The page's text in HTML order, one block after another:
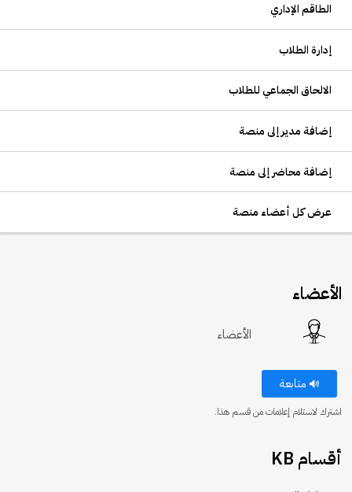
الطاقم الإداري
إدارة الطلاب
الالحاق الجماعي للطلاب
إضافة مدير إلى منصة
إضافة محاضر إلى منصة
عرض كل أعضاء منصة
الأعضاء
الأعضاء
متابعة
اشترك لاستلام إعلامات من قسم هذا.
أقسام KB